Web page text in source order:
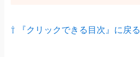
⇧ 『クリックできる目次』に戻る